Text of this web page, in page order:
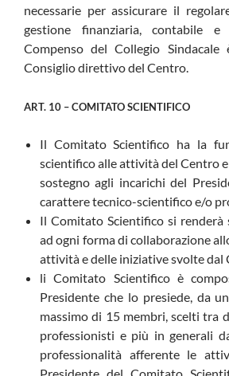
necessarie per assicurare il
gestione finanziaria, contabile
Compenso del Collegio
Consiglio direttivo del Centro.
ART. 10 – COMITATO SCIENTIFICO
Il Comitato Scientifico ha la
scientifico alle attività del Centro
sostegno agli incarichi del
carattere tecnico-scientifico e/o
Il Comitato Scientifico si renderà
ad ogni forma di collaborazione
attività e delle iniziative svolte dal
li Comitato Scientifico è
Presidente che lo presiede, da
massimo di 15 membri, scelti tra
professionisti e più in generali
professionalità afferente le